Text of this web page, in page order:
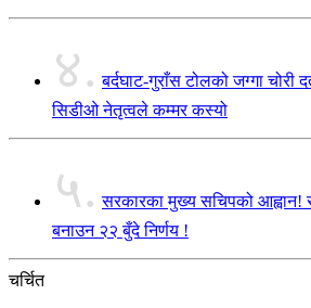
४. बर्दघाट-गुराँस टोलको जग्गा चोरी
सिडीओ नेतृत्वले कम्मर कस्यो
५. सरकारका मुख्य सचिपको आह्वान!
बनाउन २२ बुँदे निर्णय !
चर्चित